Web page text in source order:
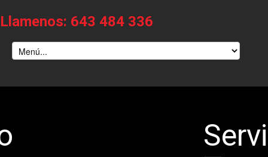
Llamenos: 643 484 336